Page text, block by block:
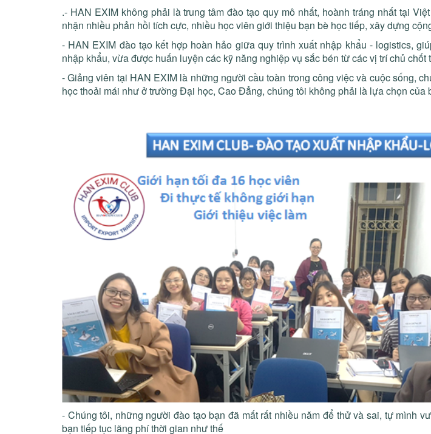
.- HAN EXIM không phải là trung tâm đào tạo quy mô nhất, hoành tráng nhất tại
nhận nhiều phản hồi tích cực, nhiều học viên giới thiệu bạn bè học tiếp, xây dựng
- HAN EXIM đào tạo kết hợp hoàn hảo giữa quy trình xuất nhập khẩu - logistics,
nhập khẩu, vừa được huấn luyện các kỹ năng nghiệp vụ sắc bén từ các vị trí chủ chốt
- Giảng viên tại HAN EXIM là những người cầu toàn trong công việc và cuộc sống,
học thoải mái như ở trường Đại học, Cao Đẳng, chúng tôi không phải là lựa chọn của
- Chúng tôi, những người đào tạo bạn đã mất rất nhiều năm để thử và sai, tự mình
bạn tiếp tục lãng phí thời gian như thế